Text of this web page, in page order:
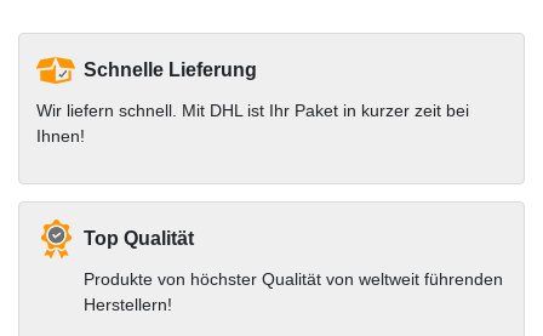
Schnelle Lieferung
Wir liefern schnell. Mit DHL ist Ihr Paket in kurzer zeit bei
Ihnen!
Top Qualität
Produkte von höchster Qualität von weltweit führenden
Herstellern!